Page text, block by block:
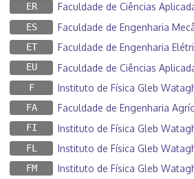
ER Faculdade de Ciências
ES Faculdade de Engenharia
ET Faculdade de Engenharia
EU Faculdade de Ciências
F Instituto de Física Gleb
FA Faculdade de Engenharia
FI Instituto de Física Gleb
FL Instituto de Física Gleb
FM Instituto de Física Gleb